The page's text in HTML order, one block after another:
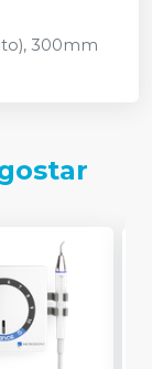
300mm